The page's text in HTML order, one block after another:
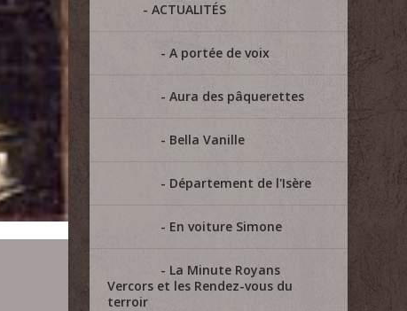
ACTUALITÉS
A portée de voix
Aura des pâquerettes
Bella Vanille
Département de l'Isère
En voiture Simone
La Minute Royans
Vercors et les Rendez-vous du
terroir